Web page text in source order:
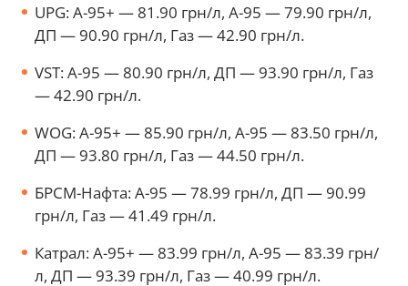
UPG: А-95+ — 81.90 грн/л, А-95 — 79.90 грн/л,
ДП — 90.90 грн/л, Газ — 42.90 грн/л.
VST: А-95 — 80.90 грн/л, ДП — 93.90 грн/л, Газ
— 42.90 грн/л.
WOG: А-95+ — 85.90 грн/л, А-95 — 83.50 грн/л,
ДП — 93.80 грн/л, Газ — 44.50 грн/л.
БРСМ-Нафта: А-95 — 78.99 грн/л, ДП — 90.99
грн/л, Газ — 41.49 грн/л.
Катрал: А-95+ — 83.99 грн/л, А-95 — 83.39 грн/
л, ДП — 93.39 грн/л, Газ — 40.99 грн/л.